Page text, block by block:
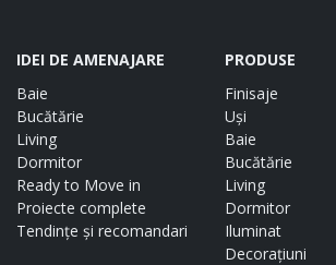
IDEI DE AMENAJARE
Baie
Bucătărie
Living
Dormitor
Ready to Move in
Proiecte complete
Tendințe și recomandari
PRODUSE
Finisaje
Uși
Baie
Bucătărie
Living
Dormitor
Iluminat
Decorațiuni